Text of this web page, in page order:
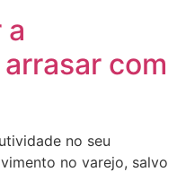
a
com
no seu
no varejo, salvo